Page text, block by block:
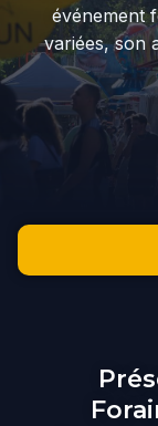
événement
variées, son